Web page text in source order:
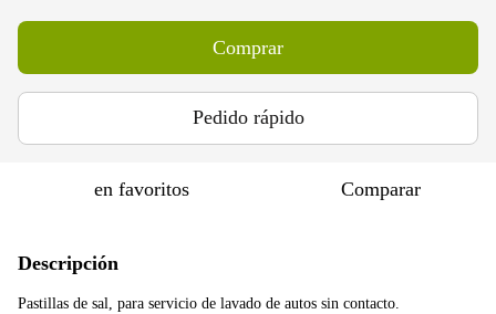
Comprar
Pedido rápido
en favoritos Comparar
Descripción
Pastillas de sal, para servicio de lavado de autos sin contacto.